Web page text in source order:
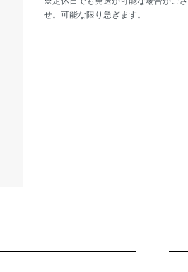
せ。可能な限り急ぎます。